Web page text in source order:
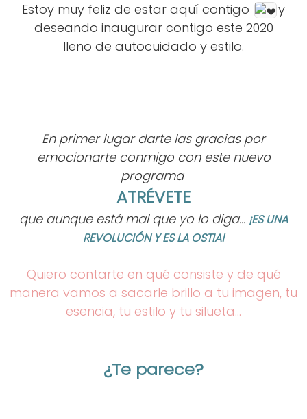
Estoy muy feliz de estar aquí contigo
y
deseando inaugurar contigo este 2020
lleno de autocuidado y estilo.
En primer lugar darte las gracias por
emocionarte conmigo con este nuevo
programa
ATRÉVETE
que aunque está mal que yo lo diga... ¡ES UNA
REVOLUCIÓN Y ES LA OSTIA!
Quiero contarte en qué consiste y de qué
manera vamos a sacarle brillo a tu imagen, tu
esencia, tu estilo y tu silueta...
¿Te parece?